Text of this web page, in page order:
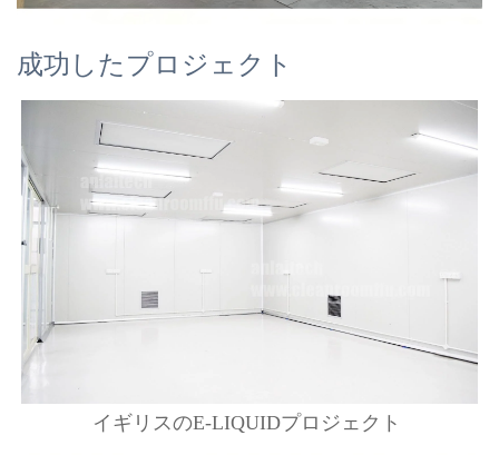
成功したプロジェクト
イギリスのE-LIQUIDプロジェクト